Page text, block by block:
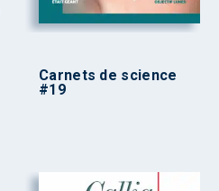
Carnets de science
#19